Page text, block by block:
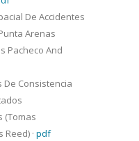
De Accidentes
Arenas
Pacheco And
De Consistencia
(Tomas
Reed) · pdf